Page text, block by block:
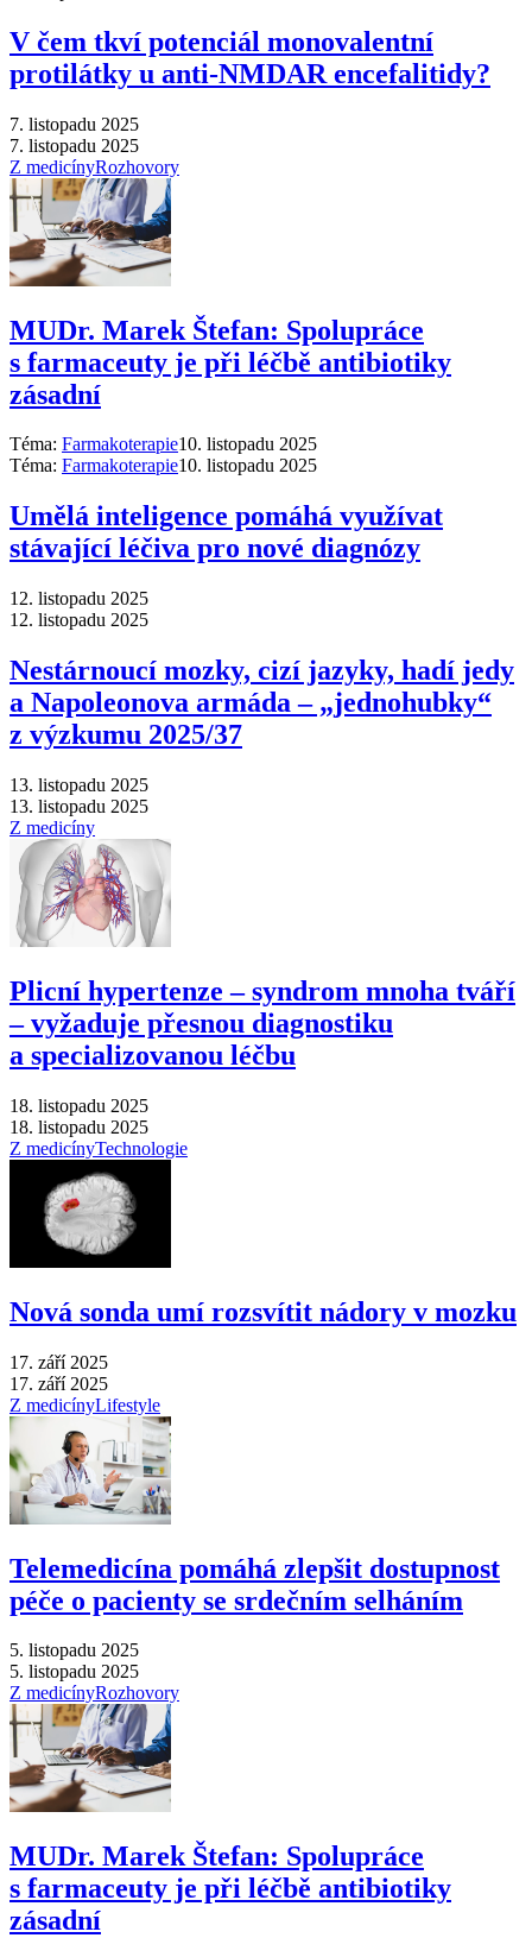
V čem tkví potenciál monovalentní
protilátky u anti-NMDAR encefalitidy?
7. listopadu 2025
7. listopadu 2025
Z medicínyRozhovory
MUDr. Marek Štefan: Spolupráce
s farmaceuty je při léčbě antibiotiky
zásadní
Téma: Farmakoterapie10. listopadu 2025
Téma: Farmakoterapie10. listopadu 2025
Umělá inteligence pomáhá využívat
stávající léčiva pro nové diagnózy
12. listopadu 2025
12. listopadu 2025
Nestárnoucí mozky, cizí jazyky, hadí jedy
a Napoleonova armáda –⁠ „jednohubky“
z výzkumu 2025/37
13. listopadu 2025
13. listopadu 2025
Z medicíny
Plicní hypertenze –⁠ syndrom mnoha tváří
–⁠ vyžaduje přesnou diagnostiku
a specializovanou léčbu
18. listopadu 2025
18. listopadu 2025
Z medicínyTechnologie
Nová sonda umí rozsvítit nádory v mozku
17. září 2025
17. září 2025
Z medicínyLifestyle
Telemedicína pomáhá zlepšit dostupnost
péče o pacienty se srdečním selháním
5. listopadu 2025
5. listopadu 2025
Z medicínyRozhovory
MUDr. Marek Štefan: Spolupráce
s farmaceuty je při léčbě antibiotiky
zásadní